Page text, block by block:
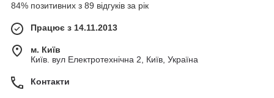
84% позитивних з 89 відгуків за рік
Працює з 14.11.2013
м. Київ
Київ. вул Електротехнічна 2, Київ, Україна
Контакти